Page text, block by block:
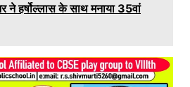
हर्षोल्लास के साथ मनाया 35वां